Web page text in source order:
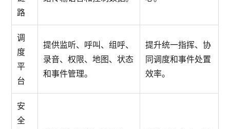
路
调
度
平
台
提供监听、呼叫、组呼、
录音、权限、地图、状态
和事件管理。
提升统一指挥、协
同调度和事件处置
效率。
安
全